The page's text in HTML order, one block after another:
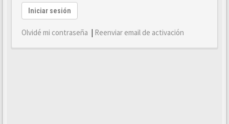
Iniciar sesión
Olvidé mi contraseña | Reenviar email de activación